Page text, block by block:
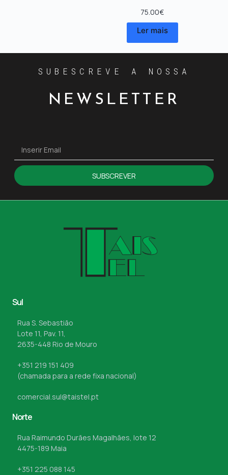
75.00€
Ler mais
SUBESCREVE A NOSSA
NEWSLETTER
SUBSCREVER
Sul
Rua S. Sebastião
Lote 11, Pav. 11,
2635-448 Rio de Mouro
+351 219 151 409
(chamada para a rede fixa nacional)
comercial.sul@taistel.pt
Norte
Rua Raimundo Durães Magalhães, lote 12
4475-189 Maia
+351 225 088 145